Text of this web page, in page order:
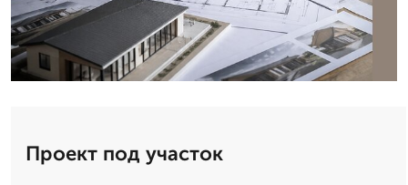
Проект под участок